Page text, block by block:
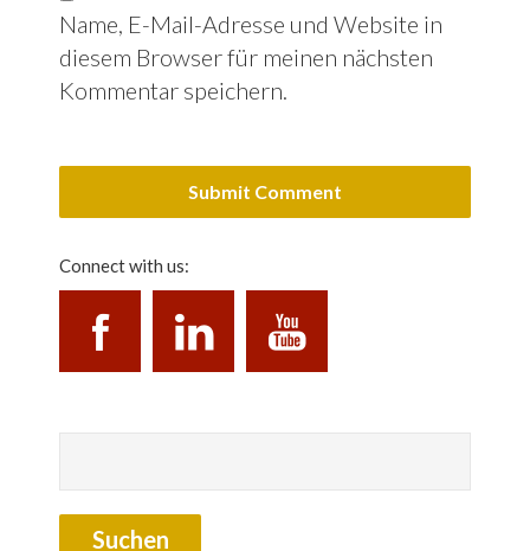
Name, E-Mail-Adresse und Website in
diesem Browser für meinen nächsten
Kommentar speichern.
Connect with us: